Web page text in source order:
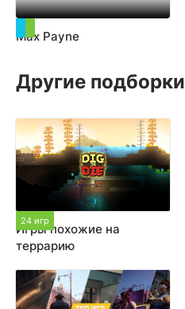
Max Payne
Другие подборки
24 игр
Игры похожие на
террарию